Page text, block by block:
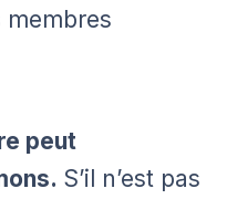
membres
peut
S’il n’est pas